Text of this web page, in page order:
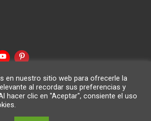
en nuestro sitio web para ofrecerle la
al recordar sus preferencias y
hacer clic en "Aceptar", consiente el uso